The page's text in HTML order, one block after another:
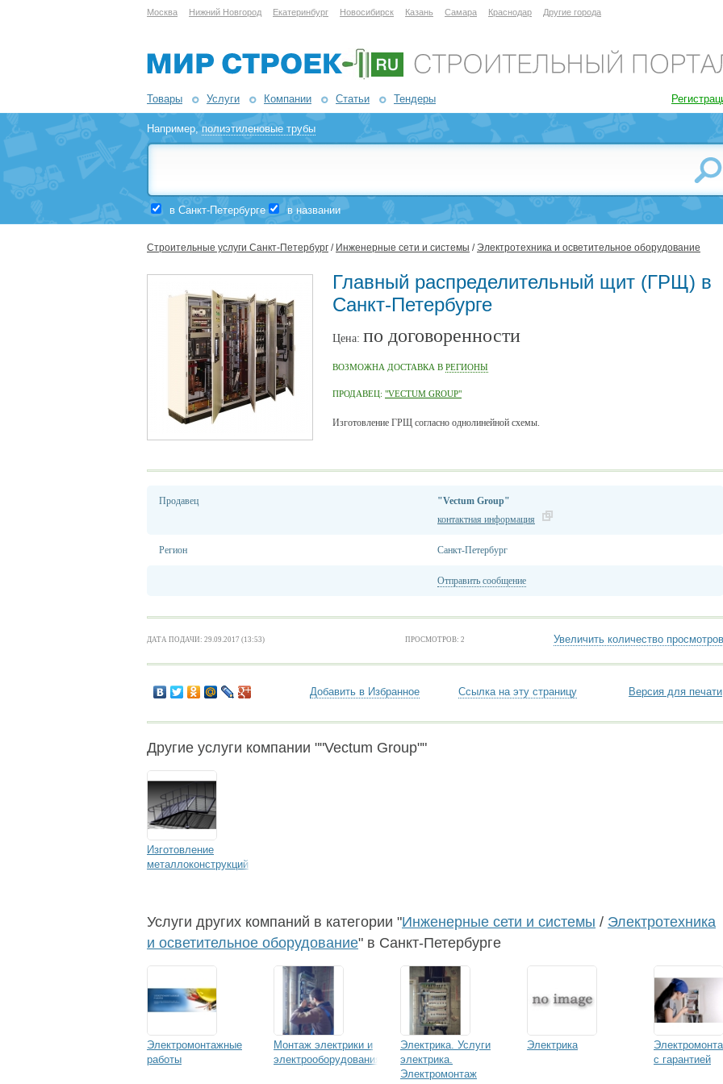
Москва Нижний Новгород Екатеринбург Новосибирск Казань Самара Краснодар Другие города
Товары Услуги Компании Статьи Тендеры
Например,полиэтиленовые трубы
в Санкт-Петербурге в названии
Строительные услуги Санкт-Петербург / Инженерные сети и системы / Электротехника и осветительное оборудование
Главный распределительный щит (ГРЩ) в
Санкт-Петербурге
Цена: по договоренности
ВОЗМОЖНА ДОСТАВКА В РЕГИОНЫ
ПРОДАВЕЦ: "VECTUM GROUP"
Изготовление ГРЩ согласно однолинейной схемы.
Продавец
"Vectum Group"
контактная информация
Регион Санкт-Петербург
Отправить сообщение
ДАТА ПОДАЧИ: 29.09.2017 (13:53) ПРОСМОТРОВ: 2 Увеличить количество просмотров
Добавить в Избранное Ссылка на эту страницу Версия для печати
Другие услуги компании ""Vectum Group""
Изготовление
металлоконструкций
Услуги других компаний в категории "Инженерные сети и системы / Электротехника
и осветительное оборудование" в Санкт-Петербурге
Электромонтажные
работы
Монтаж электрики и
электрооборудования
Электрика. Услуги
электрика.
Электромонтаж
Электрика
с гарантией